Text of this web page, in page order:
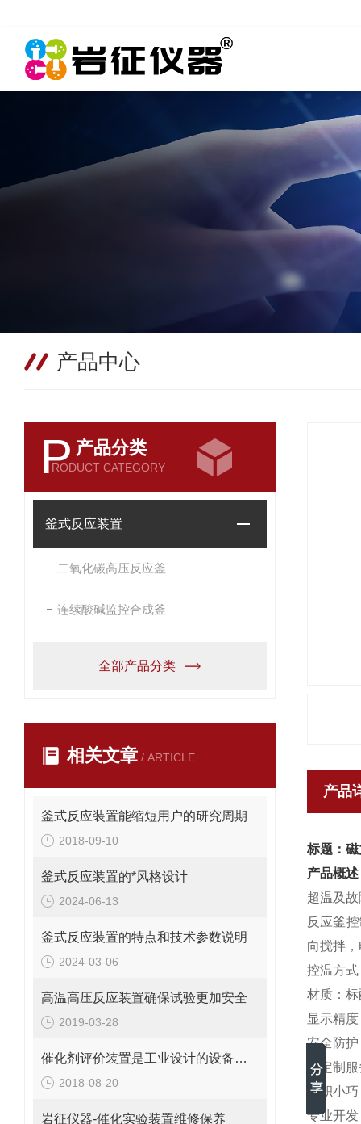
产品中心
P 产品分类
RODUCT CATEGORY
釜式反应装置
二氧化碳高压反应釜
连续酸碱监控合成釜
全部产品分类
相关文章 / ARTICLE
釜式反应装置能缩短用户的研究周期
2018-09-10
釜式反应装置的*风格设计
2024-06-13
釜式反应装置的特点和技术参数说明
2024-03-06
高温高压反应装置确保试验更加安全
2019-03-28
催化剂评价装置是工业设计的设备之一
2018-08-20
岩征仪器-催化实验装置维修保养
产品
标题：
产品概述
超温及
反应釜
向搅拌
控温方
材质：
显示精
安全防
可定制
体积小
专业开